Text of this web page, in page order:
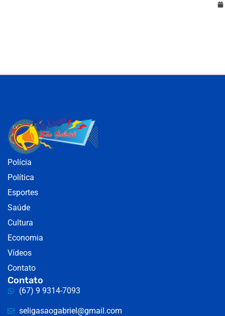
Polícia
Política
Esportes
Saúde
Cultura
Economia
Vídeos
Contato
Contato
(67) 9 9314-7093
seligasaogabriel@gmail.com